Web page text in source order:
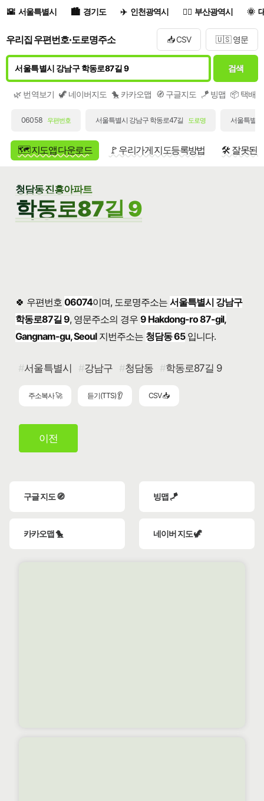
서울특별시 경기도 인천광역시 부산광역시
우리집 우편번호·도로명주소 📥 CSV 🇺🇸 영문
검색
🌿 번역보기 🦖 네이버지도 🐤 카카오맵 🧭 구글지도 🪁 빙맵 📦 택배/
06058 우편번호 서울특별시 강남구 학동로47길 도로명 서울특별
🗺️ 지도앱 다운로드 🚩 우리가게 지도등록방법 🛠️ 잘못된
청담동 진흥아파트
학동로87길 9
🍀 우편번호 06074이며, 도로명주소는서울특별시 강남구
학동로87길 9, 영문주소의 경우9 Hakdong-ro 87-gil,
Gangnam-gu, Seoul지번주소는 청담동 65입니다.
서울특별시 강남구 청담동 학동로87길 9
주소복사 🚀 듣기(TTS) 👂 CSV 📥
이전
구글 지도 🧭 빙맵 🪁
카카오맵 🐤 네이버 지도 🦖